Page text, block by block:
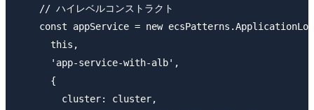
    // ハイレベルコンストラクト
const appService = new
      this,
      'app-service-with-alb',
      {
        cluster: cluster,